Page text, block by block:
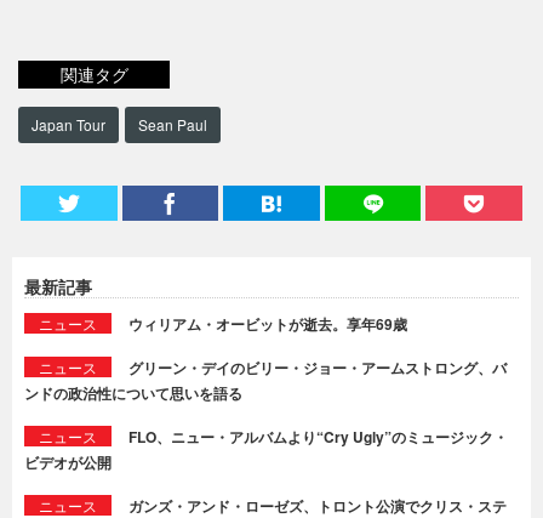
関連タグ
Japan Tour Sean Paul
最新記事
ニュース ウィリアム・オービットが逝去。享年69歳
ニュース
グリーン・デイのビリー・ジョー・アームストロング、バ
ンドの政治性について思いを語る
ニュース
FLO、ニュー・アルバムより“Cry Ugly”のミュージック・
ビデオが公開
ニュース
ガンズ・アンド・ローゼズ、トロント公演でクリス・ステ